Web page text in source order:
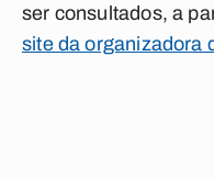
ser consultados, a
site da organizadora